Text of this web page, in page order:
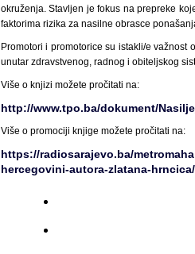
okruženja. Stavljen je fokus na prepreke
faktorima rizika za nasilne obrasce
Promotori i promotorice su istakli/e
unutar zdravstvenog, radnog i obiteljskog
Više o knjizi možete pročitati na:
http://www.tpo.ba/dokument/
Više o promociji knjige možete pročitati na:
https://radiosarajevo.ba/
hercegovini-autora-zlatana-